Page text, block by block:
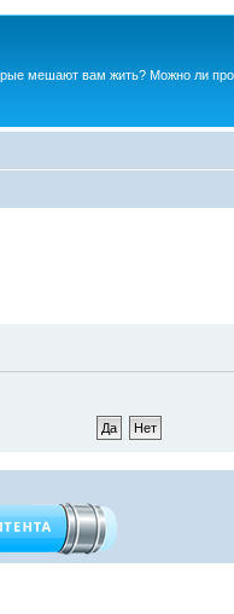
мешают вам жить? Можно ли